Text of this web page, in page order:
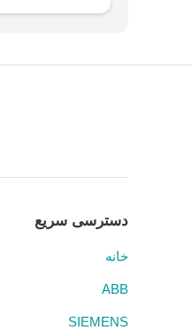
دسترسی سریع
خانه
ABB
SIEMENS